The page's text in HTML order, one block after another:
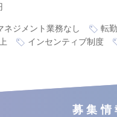
ネジメント業務なし 転
インセンティブ制度
募集情